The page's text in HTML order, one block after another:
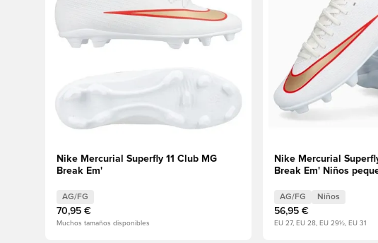
Nike Mercurial Superfly 11 Club MG
Break Em'
AG/FG
70,95 €
Muchos tamaños disponibles
Nike Mercurial
Break Em' Niños
AG/FG Niños
56,95 €
EU 27, EU 28, EU 29½, EU 31